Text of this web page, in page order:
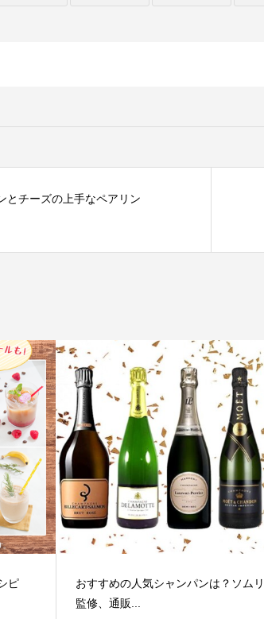
とチーズの上手なペアリン
ピ
おすすめの人気シャンパンは？ソム
監修、通販...